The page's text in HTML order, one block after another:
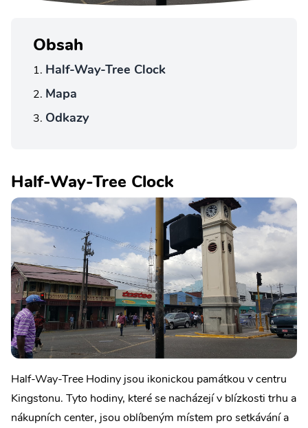
Obsah
Half-Way-Tree Clock
Mapa
Odkazy
Half-Way-Tree Clock
Half-Way-Tree Hodiny jsou ikonickou památkou v centru
Kingstonu. Tyto hodiny, které se nacházejí v blízkosti trhu a
nákupních center, jsou oblíbeným místem pro setkávání a